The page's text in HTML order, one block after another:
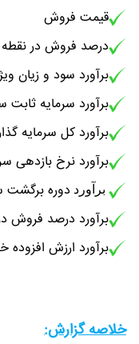
قیمت فروش
درصد فروش در
برآورد سود و زیان
برآورد سرمایه ثابت
برآورد کل سرمایه
برآورد نرخ بازدهی
برآورد دوره برگشت
برآورد درصد فروش
برآورد ارزش
خلاصه گزارش: